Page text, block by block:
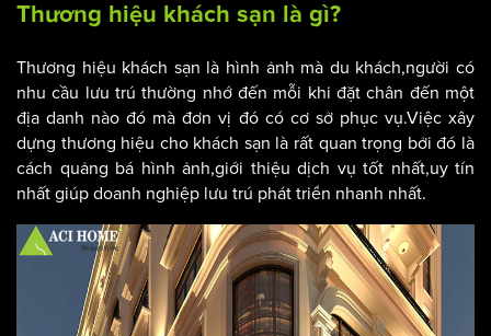
Thương hiệu khách sạn là gì?
Thương hiệu khách sạn là hình ảnh mà du khách,người có
nhu cầu lưu trú thường nhớ đến mỗi khi đặt chân đến một
địa danh nào đó mà đơn vị đó có cơ sở phục vụ.Việc xây
dựng thương hiệu cho khách sạn là rất quan trọng bởi đó là
cách quảng bá hình ảnh,giới thiệu dịch vụ tốt nhất,uy tín
nhất giúp doanh nghiệp lưu trú phát triển nhanh nhất.